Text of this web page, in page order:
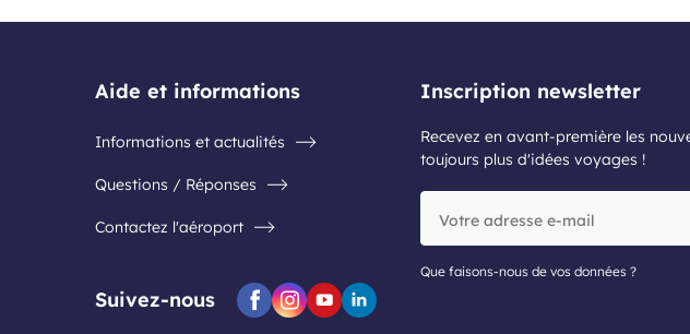
Aide et informations
Informations et actualités
Questions / Réponses
Contactez l'aéroport
Suivez-nous Facebook
Instagram
YoutubeLinkedin
Inscription newsletter
Recevez en avant-première les
toujours plus d'idées voyages !
adresse
e-
Que faisons-nous de vos données ?